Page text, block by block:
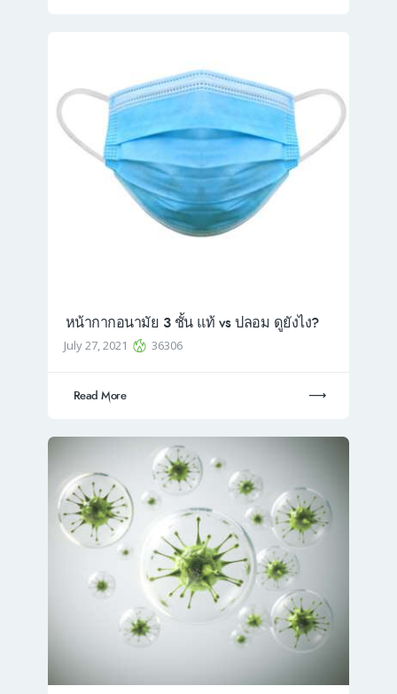
หน้ากากอนามัย 3 ชั้น แท้ vs ปลอม ดูยังไง?
July 27, 2021 36306
Read More